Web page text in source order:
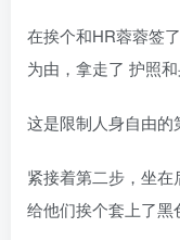
在挨个和HR蓉蓉签
为由，拿走了 护照和
这是限制人身自由的
紧接着第二步，坐在
给他们挨个套上了黑